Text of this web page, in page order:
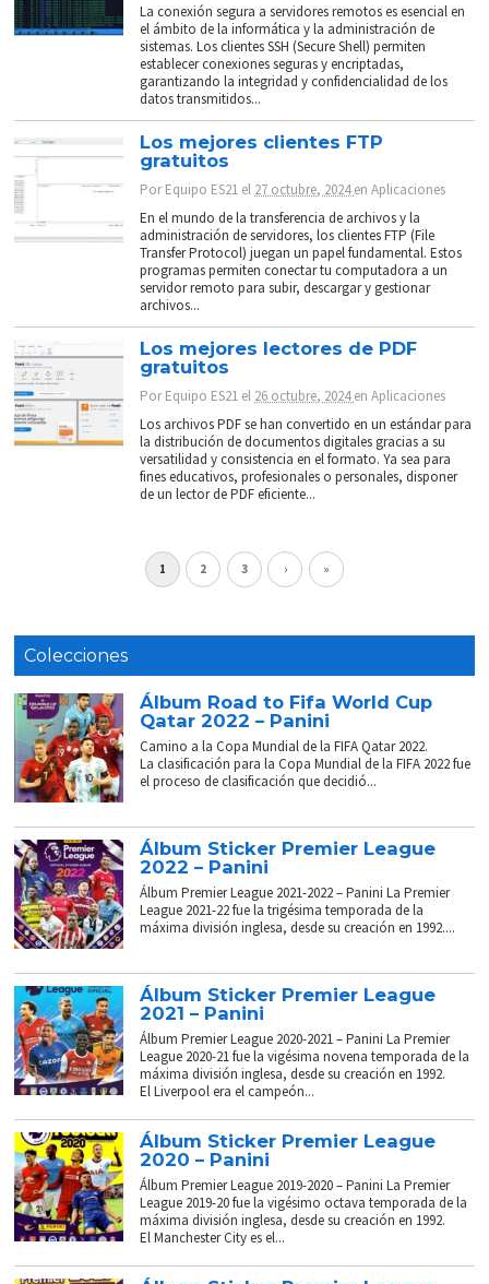
La conexión segura a servidores remotos es esencial en
el ámbito de la informática y la administración de
sistemas. Los clientes SSH (Secure Shell) permiten
establecer conexiones seguras y encriptadas,
garantizando la integridad y confidencialidad de los
datos transmitidos...
Los mejores clientes FTP
gratuitos
PorEquipo ES21 el 27 octubre, 2024enAplicaciones
En el mundo de la transferencia de archivos y la
administración de servidores, los clientes FTP (File
Transfer Protocol) juegan un papel fundamental. Estos
programas permiten conectar tu computadora a un
servidor remoto para subir, descargar y gestionar
archivos...
Los mejores lectores de PDF
gratuitos
PorEquipo ES21 el 26 octubre, 2024enAplicaciones
Los archivos PDF se han convertido en un estándar para
la distribución de documentos digitales gracias a su
versatilidad y consistencia en el formato. Ya sea para
fines educativos, profesionales o personales, disponer
de un lector de PDF eficiente...
1 2 3 › »
Colecciones
Álbum Road to Fifa World Cup
Qatar 2022 – Panini
Camino a la Copa Mundial de la FIFA Qatar 2022.
La clasificación para la Copa Mundial de la FIFA 2022 fue
el proceso de clasificación que decidió...
Álbum Sticker Premier League
2022 – Panini
Álbum Premier League 2021-2022 – Panini La Premier
League 2021-22 fue la trigésima temporada de la
máxima división inglesa, desde su creación en 1992....
Álbum Sticker Premier League
2021 – Panini
Álbum Premier League 2020-2021 – Panini La Premier
League 2020-21 fue la vigésima novena temporada de la
máxima división inglesa, desde su creación en 1992.
El Liverpool era el campeón...
Álbum Sticker Premier League
2020 – Panini
Álbum Premier League 2019-2020 – Panini La Premier
League 2019-20 fue la vigésimo octava temporada de la
máxima división inglesa, desde su creación en 1992.
El Manchester City es el...